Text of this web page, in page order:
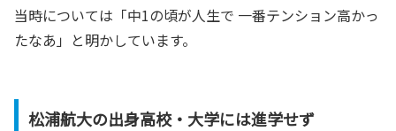
当時については「中1の頃が人生で 一番テンション高かっ
たなあ」と明かしています。
松浦航大の出身高校・大学には進学せず